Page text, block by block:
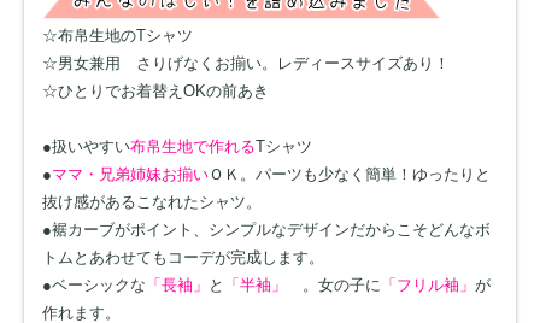
☆布帛生地のTシャツ
☆男女兼用 さりげなくお揃い。レディースサイズあり！
☆ひとりでお着替えOKの前あき
●扱いやすい布帛生地で作れるTシャツ
●ママ・兄弟姉妹お揃いＯＫ。パーツも少なく簡単！ゆったりと
抜け感があるこなれたシャツ。
●裾カーブがポイント、シンプルなデザインだからこそどんなボ
トムとあわせてもコーデが完成します。
●ベーシックな 「長袖」 と 「半袖」 。女の子に 「フリル袖」 が
作れます。